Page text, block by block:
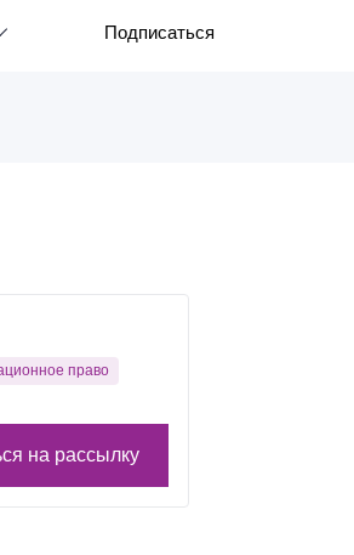
Закрыть
Français
Português
Подписаться
право
на рассылку